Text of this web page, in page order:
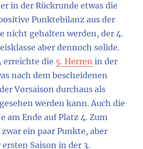
in der Rückrunde etwas die
Punktebilanz aus der
nicht gehalten werden, der 4.
aber dennoch solide.
erreichte die 5. Herren in der
nach dem bescheidenen
Vorsaison durchaus als
werden kann. Auch die
am Ende auf Platz 4. Zum
ein paar Punkte, aber
Saison in der 3.